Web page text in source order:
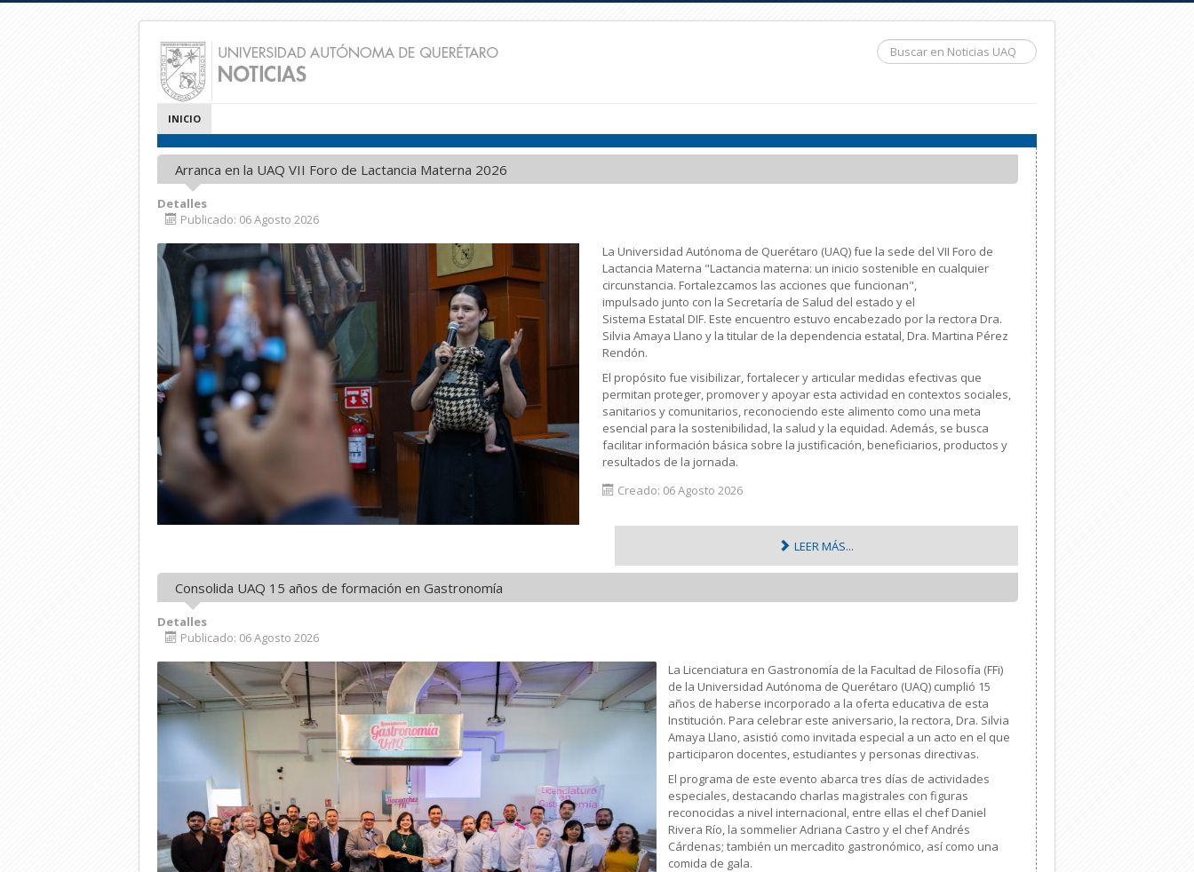
Buscar...
INICIO
Arranca en la UAQ VII Foro de Lactancia Materna 2026
Detalles
Publicado: 06 Agosto 2026
La Universidad Autónoma de Querétaro (UAQ) fue la sede del VII Foro de
Lactancia Materna "Lactancia materna: un inicio sostenible en cualquier
circunstancia. Fortalezcamos las acciones que funcionan",
impulsado junto con la Secretaría de Salud del estado y el
Sistema Estatal DIF. Este encuentro estuvo encabezado por la rectora Dra.
Silvia Amaya Llano y la titular de la dependencia estatal, Dra. Martina Pérez
Rendón.
El propósito fue visibilizar, fortalecer y articular medidas efectivas que
permitan proteger, promover y apoyar esta actividad en contextos sociales,
sanitarios y comunitarios, reconociendo este alimento como una meta
esencial para la sostenibilidad, la salud y la equidad. Además, se busca
facilitar información básica sobre la justificación, beneficiarios, productos y
resultados de la jornada.
Creado: 06 Agosto 2026
LEER MÁS...
Consolida UAQ 15 años de formación en Gastronomía
Detalles
Publicado: 06 Agosto 2026
La Licenciatura en Gastronomía de la Facultad de Filosofía (FFi)
de la Universidad Autónoma de Querétaro (UAQ) cumplió 15
años de haberse incorporado a la oferta educativa de esta
Institución. Para celebrar este aniversario, la rectora, Dra. Silvia
Amaya Llano, asistió como invitada especial a un acto en el que
participaron docentes, estudiantes y personas directivas.
El programa de este evento abarca tres días de actividades
especiales, destacando charlas magistrales con figuras
reconocidas a nivel internacional, entre ellas el chef Daniel
Rivera Río, la sommelier Adriana Castro y el chef Andrés
Cárdenas; también un mercadito gastronómico, así como una
comida de gala.